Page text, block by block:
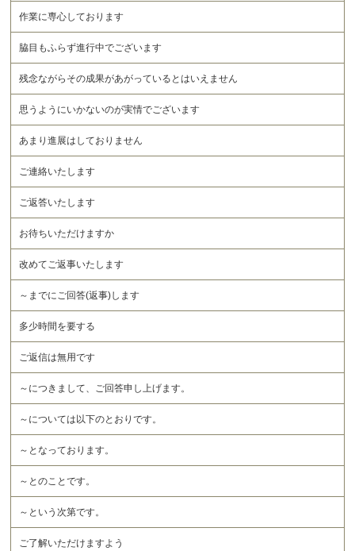
作業に専心しております
脇目もふらず進行中でございます
残念ながらその成果があがっているとはいえません
思うようにいかないのが実情でございます
あまり進展はしておりません
ご連絡いたします
ご返答いたします
お待ちいただけますか
改めてご返事いたします
～までにご回答(返事)します
多少時間を要する
ご返信は無用です
～につきまして、ご回答申し上げます。
～については以下のとおりです。
～となっております。
～とのことです。
～という次第です。
ご了解いただけますよう